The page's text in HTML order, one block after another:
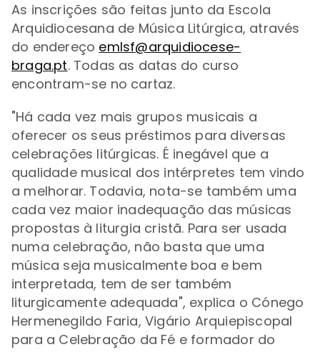
As inscrições são feitas junto da Escola
Arquidiocesana de Música Litúrgica, através
do endereço emlsf@arquidiocese-
braga.pt. Todas as datas do curso
encontram-se no cartaz.
"Há cada vez mais grupos musicais a
oferecer os seus préstimos para diversas
celebrações litúrgicas. É inegável que a
qualidade musical dos intérpretes tem vindo
a melhorar. Todavia, nota-se também uma
cada vez maior inadequação das músicas
propostas à liturgia cristã. Para ser usada
numa celebração, não basta que uma
música seja musicalmente boa e bem
interpretada, tem de ser também
liturgicamente adequada", explica o Cónego
Hermenegildo Faria, Vigário Arquiepiscopal
para a Celebração da Fé e formador do